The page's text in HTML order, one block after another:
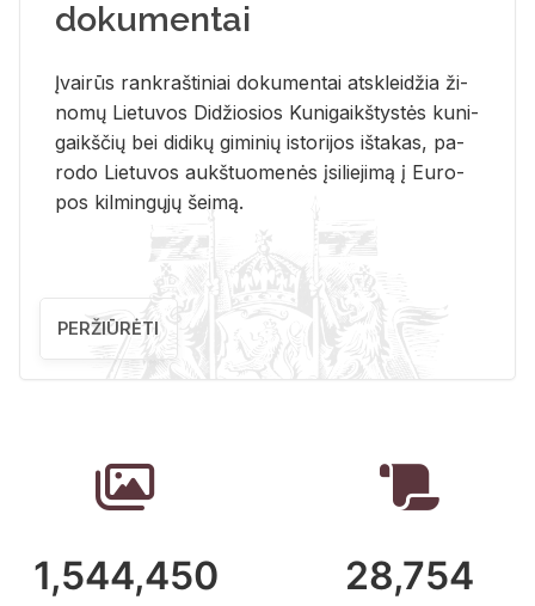
dokumentai
Įvai­rūs rank­raš­ti­niai do­ku­men­tai at­sklei­džia ži­
no­mų Lie­tu­vos Di­džio­sios Ku­ni­gaikš­tys­tės ku­ni­
gaikš­čių bei di­di­kų gi­mi­nių is­to­ri­jos iš­ta­kas, pa­
ro­do Lie­tu­vos aukš­tuo­me­nės įsi­lie­ji­mą į Eu­ro­
pos kil­min­gų­jų šei­mą.
PERŽIŪRĖTI
1,544,450 28,754